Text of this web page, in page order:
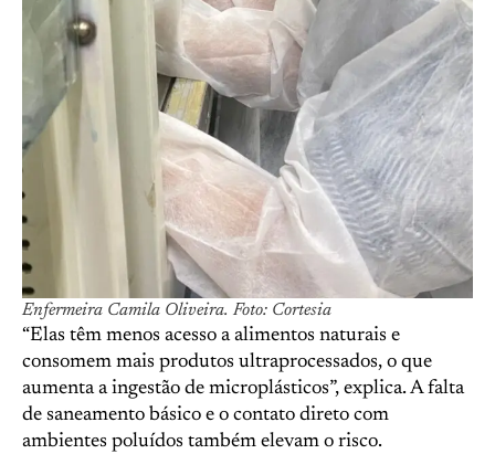
Enfermeira Camila Oliveira. Foto: Cortesia
“Elas têm menos acesso a alimentos naturais e
consomem mais produtos ultraprocessados, o que
aumenta a ingestão de microplásticos”, explica. A falta
de saneamento básico e o contato direto com
ambientes poluídos também elevam o risco.